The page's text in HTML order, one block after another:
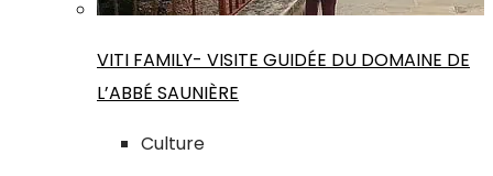
VITI FAMILY- VISITE GUIDÉE DU DOMAINE DE
L’ABBÉ SAUNIÈRE
Culture